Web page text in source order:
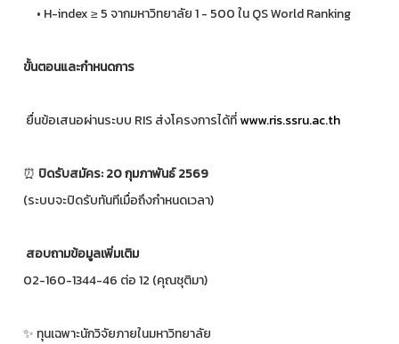
• H-index ≥ 5 จากมหาวิทยาลัย 1 - 500 ใน QS World Ranking
ขั้นตอนและกำหนดการ
ยื่นข้อเสนอผ่านระบบ RIS ส่งโครงการได้ที่www.ris.ssru.ac.th
⏰ ปิดรับสมัคร: 20 กุมภาพันธ์ 2569
(ระบบจะปิดรับทันทีเมื่อถึงกำหนดเวลา)
สอบถามข้อมูลเพิ่มเติม
02-160-1344-46 ต่อ 12 (คุณชุติมา)
✨ ทุนเฉพาะนักวิจัยภายในมหาวิทยาลัย